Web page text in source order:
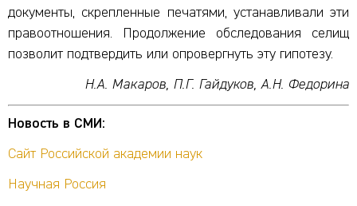
документы, скрепленные печатями, устанавливали эти
правоотношения. Продолжение обследования селищ
позволит подтвердить или опровергнуть эту гипотезу.
Н.А. Макаров, П.Г. Гайдуков, А.Н. Федорина
Новость в СМИ:
Сайт Российской академии наук
Научная Россия